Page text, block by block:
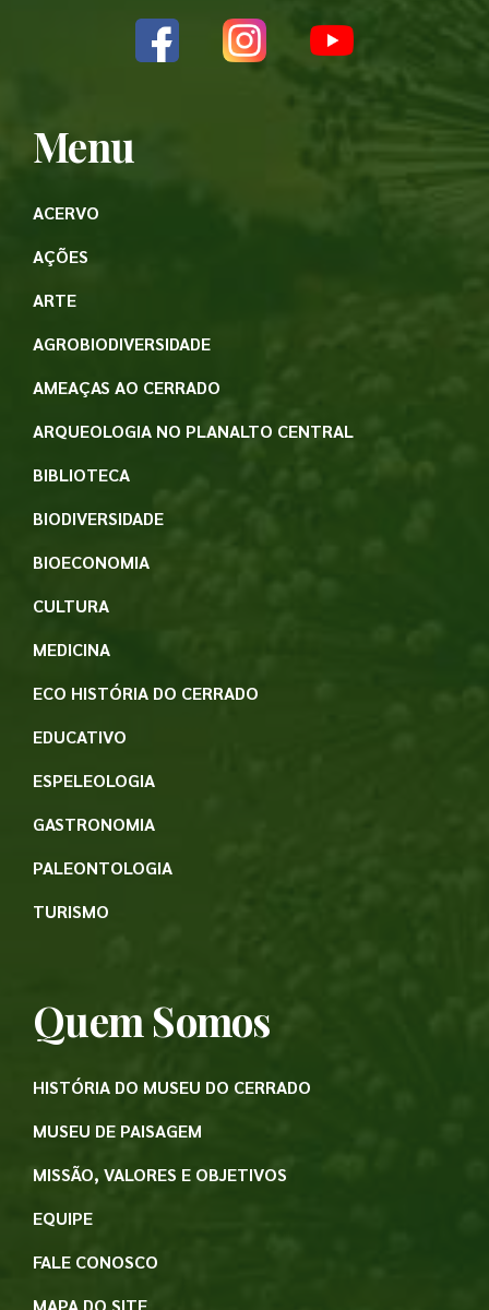
Menu
ACERVO
AÇÕES
ARTE
AGROBIODIVERSIDADE
AMEAÇAS AO CERRADO
ARQUEOLOGIA NO PLANALTO CENTRAL
BIBLIOTECA
BIODIVERSIDADE
BIOECONOMIA
CULTURA
MEDICINA
ECO HISTÓRIA DO CERRADO
EDUCATIVO
ESPELEOLOGIA
GASTRONOMIA
PALEONTOLOGIA
TURISMO
Quem Somos
HISTÓRIA DO MUSEU DO CERRADO
MUSEU DE PAISAGEM
MISSÃO, VALORES E OBJETIVOS
EQUIPE
FALE CONOSCO
MAPA DO SITE